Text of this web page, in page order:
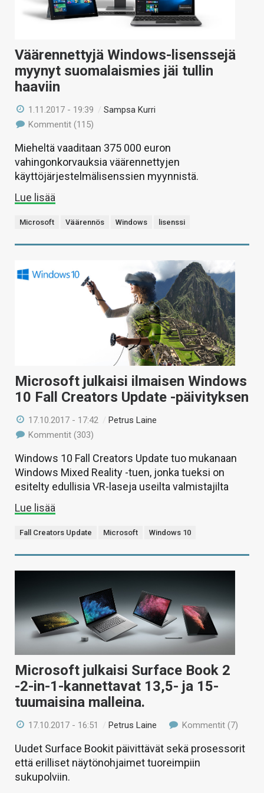
Väärennettyjä Windows-lisenssejä
myynyt suomalaismies jäi tullin
haaviin
1.11.2017 - 19:39 /Sampsa Kurri
Kommentit (115)
Mieheltä vaaditaan 375 000 euron
vahingonkorvauksia väärennettyjen
käyttöjärjestelmälisenssien myynnistä.
Lue lisää
Microsoft Väärennös Windows lisenssi
Microsoft julkaisi ilmaisen Windows
10 Fall Creators Update -päivityksen
17.10.2017 - 17:42 /Petrus Laine
Kommentit (303)
Windows 10 Fall Creators Update tuo mukanaan
Windows Mixed Reality -tuen, jonka tueksi on
esitelty edullisia VR-laseja useilta valmistajilta
Lue lisää
Fall Creators Update Microsoft Windows 10
Microsoft julkaisi Surface Book 2
-2-in-1-kannettavat 13,5- ja 15-
tuumaisina malleina.
17.10.2017 - 16:51 /Petrus Laine Kommentit (7)
Uudet Surface Bookit päivittävät sekä prosessorit
että erilliset näytönohjaimet tuoreimpiin
sukupolviin.